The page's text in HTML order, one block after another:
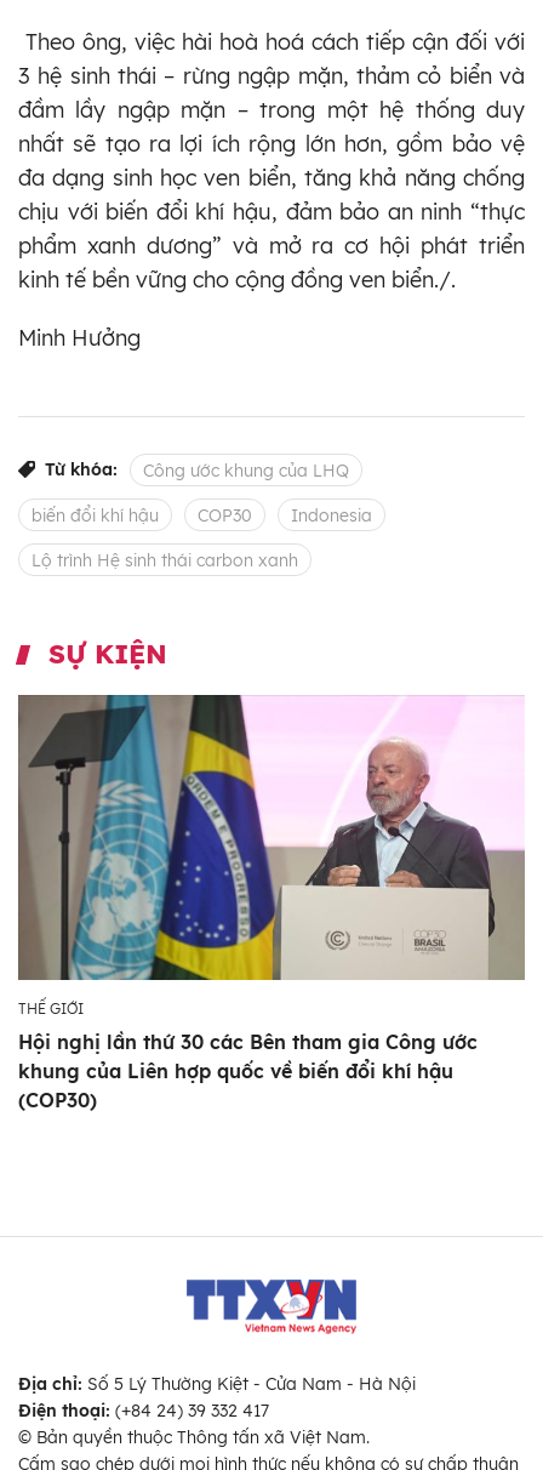
Theo ông, việc hài hoà hoá cách tiếp cận đối với
3 hệ sinh thái – rừng ngập mặn, thảm cỏ biển và
đầm lầy ngập mặn – trong một hệ thống duy
nhất sẽ tạo ra lợi ích rộng lớn hơn, gồm bảo vệ
đa dạng sinh học ven biển, tăng khả năng chống
chịu với biến đổi khí hậu, đảm bảo an ninh “thực
phẩm xanh dương” và mở ra cơ hội phát triển
kinh tế bền vững cho cộng đồng ven biển./.
Minh Hưởng
Từ khóa: Công ước khung của LHQ
biến đổi khí hậu COP30 Indonesia
Lộ trình Hệ sinh thái carbon xanh
SỰ KIỆN
THẾ GIỚI
Hội nghị lần thứ 30 các Bên tham gia Công ước
khung của Liên hợp quốc về biến đổi khí hậu
(COP30)
Địa chỉ: Số 5 Lý Thường Kiệt - Cửa Nam - Hà Nội
Điện thoại: (+84 24) 39 332 417
© Bản quyền thuộc Thông tấn xã Việt Nam.
Cấm sao chép dưới mọi hình thức nếu không có sự chấp thuận